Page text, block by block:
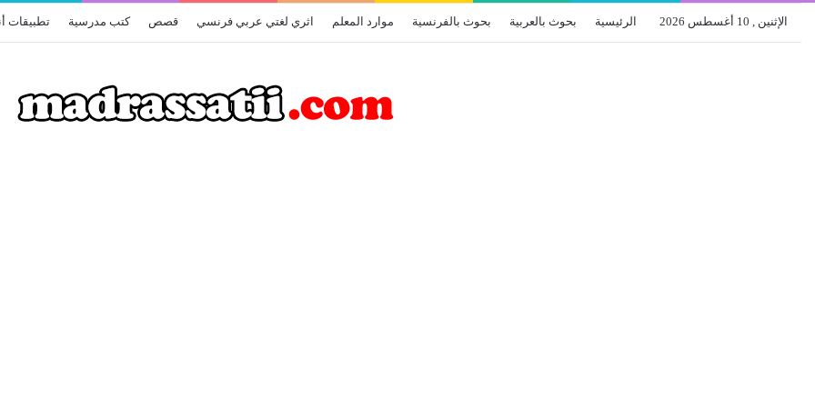
الإثنين , 10 أغسطس 2026 الرئيسية بحوث بالعربية بحوث بالفرنسية موارد المعلم اثري لغتي عربي فرنسي قصص كتب مدرسية تطبيقات